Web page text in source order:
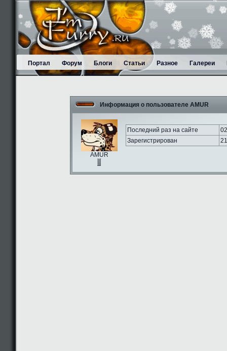
Портал Форум Блоги Статьи Разное Галереи
Информация о пользователе AMUR
AMUR
Последний раз на сайте
Зарегистрирован